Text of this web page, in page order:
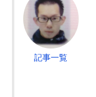
記事一覧